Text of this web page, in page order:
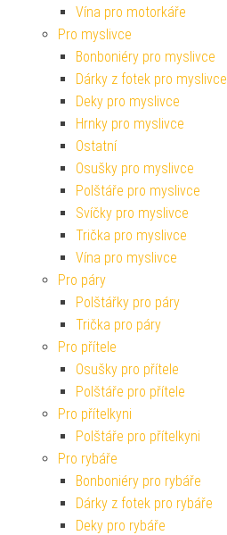
Vína pro motorkáře
Pro myslivce
Bonboniéry pro myslivce
Dárky z fotek pro myslivce
Deky pro myslivce
Hrnky pro myslivce
Ostatní
Osušky pro myslivce
Polštáře pro myslivce
Svíčky pro myslivce
Trička pro myslivce
Vína pro myslivce
Pro páry
Polštářky pro páry
Trička pro páry
Pro přítele
Osušky pro přítele
Polštáře pro přítele
Pro přítelkyni
Polštáře pro přítelkyni
Pro rybáře
Bonboniéry pro rybáře
Dárky z fotek pro rybáře
Deky pro rybáře